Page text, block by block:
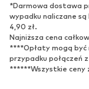
Nowości
Trampki & sneakersy
Czółenka & buty na
Sandały
*Darmowa dostawa
wypadku naliczane są
4,90 zł.
Najniższa cena
****Opłaty mogą
przypadku połączeń
******Wszystkie ceny